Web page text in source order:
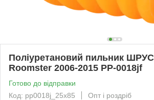
Поліуретановий пильник
Roomster 2006-2015 PP-0018jf
Готово до відправки
Код: pp0018j_25x85
Опт і роздріб